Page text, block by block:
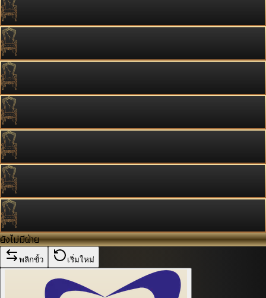
ยังไม่มีฝ่าย
พลิกขั้ว เริ่มใหม่